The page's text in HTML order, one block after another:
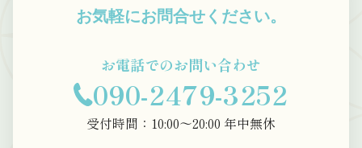
お気軽にお問合せください。
お電話でのお問い合わせ
090-2479-3252
受付時間：10:00〜20:00 年中無休